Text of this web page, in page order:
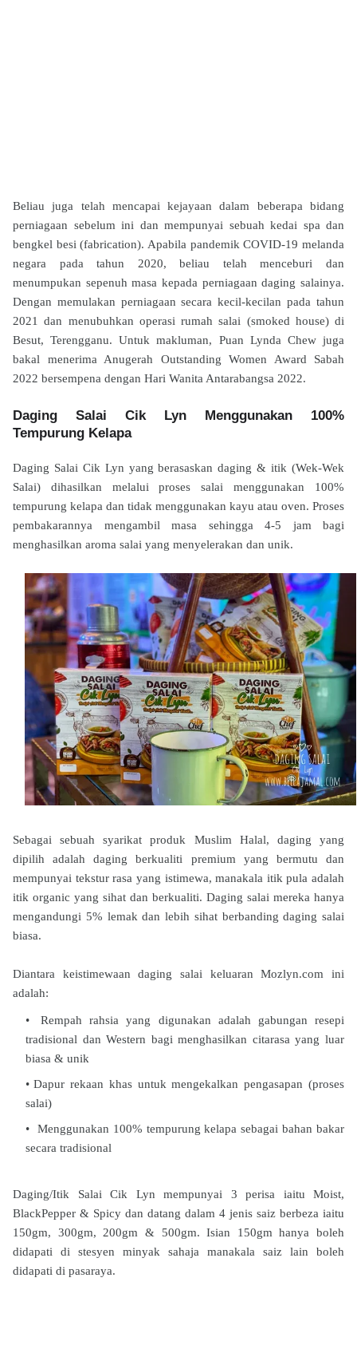
Beliau juga telah mencapai kejayaan dalam beberapa bidang
perniagaan sebelum ini dan mempunyai sebuah kedai spa dan
bengkel besi (fabrication). Apabila pandemik COVID-19 melanda
negara pada tahun 2020, beliau telah menceburi dan
menumpukan sepenuh masa kepada perniagaan daging salainya.
Dengan memulakan perniagaan secara kecil-kecilan pada tahun
2021 dan menubuhkan operasi rumah salai (smoked house) di
Besut, Terengganu. Untuk makluman, Puan Lynda Chew juga
bakal menerima Anugerah Outstanding Women Award Sabah
2022 bersempena dengan Hari Wanita Antarabangsa 2022.
Daging Salai Cik Lyn Menggunakan 100%
Tempurung Kelapa
Daging Salai Cik Lyn yang berasaskan daging & itik (Wek-Wek
Salai) dihasilkan melalui proses salai menggunakan 100%
tempurung kelapa dan tidak menggunakan kayu atau oven. Proses
pembakarannya mengambil masa sehingga 4-5 jam bagi
menghasilkan aroma salai yang menyelerakan dan unik.
Sebagai sebuah syarikat produk Muslim Halal, daging yang
dipilih adalah daging berkualiti premium yang bermutu dan
mempunyai tekstur rasa yang istimewa, manakala itik pula adalah
itik organic yang sihat dan berkualiti. Daging salai mereka hanya
mengandungi 5% lemak dan lebih sihat berbanding daging salai
biasa.
Diantara keistimewaan daging salai keluaran Mozlyn.com ini
adalah:
Rempah rahsia yang digunakan adalah gabungan resepi
tradisional dan Western bagi menghasilkan citarasa yang luar
biasa & unik
Dapur rekaan khas untuk mengekalkan pengasapan (proses
salai)
Menggunakan 100% tempurung kelapa sebagai bahan bakar
secara tradisional
Daging/Itik Salai Cik Lyn mempunyai 3 perisa iaitu Moist,
BlackPepper & Spicy dan datang dalam 4 jenis saiz berbeza iaitu
150gm, 300gm, 200gm & 500gm. Isian 150gm hanya boleh
didapati di stesyen minyak sahaja manakala saiz lain boleh
didapati di pasaraya.